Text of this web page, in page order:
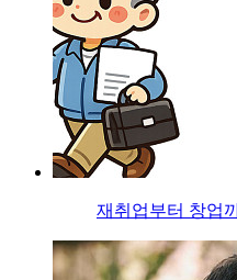
재취업부터 창업